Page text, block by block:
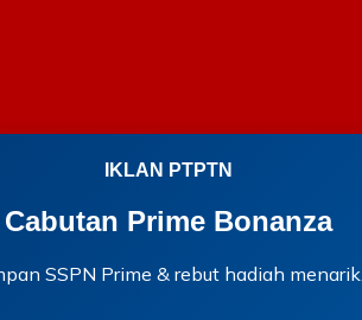
IKLAN PTPTN
Cabutan Prime Bonanza
SSPN Prime & rebut hadiah menarik.